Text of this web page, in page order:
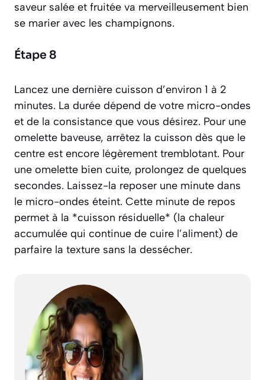
saveur salée et fruitée va merveilleusement bien
se marier avec les champignons.
Étape 8
Lancez une dernière cuisson d’environ 1 à 2
minutes. La durée dépend de votre micro-ondes
et de la consistance que vous désirez. Pour une
omelette baveuse, arrêtez la cuisson dès que le
centre est encore légèrement tremblotant. Pour
une omelette bien cuite, prolongez de quelques
secondes. Laissez-la reposer une minute dans
le micro-ondes éteint. Cette minute de repos
permet à la *cuisson résiduelle* (la chaleur
accumulée qui continue de cuire l’aliment) de
parfaire la texture sans la dessécher.